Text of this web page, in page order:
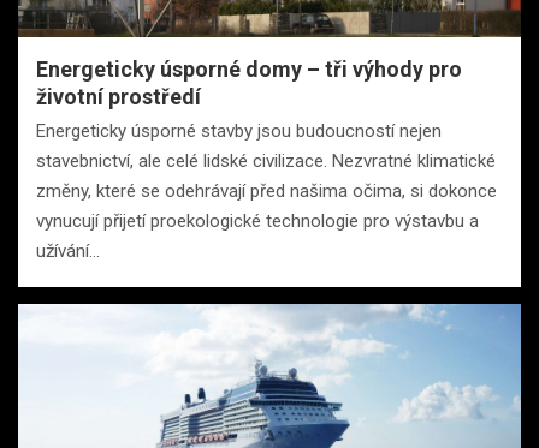
Energeticky úsporné domy – tři výhody pro
životní prostředí
Energeticky úsporné stavby jsou budoucností nejen
stavebnictví, ale celé lidské civilizace. Nezvratné klimatické
změny, které se odehrávají před našima očima, si dokonce
vynucují přijetí proekologické technologie pro výstavbu a
užívání…